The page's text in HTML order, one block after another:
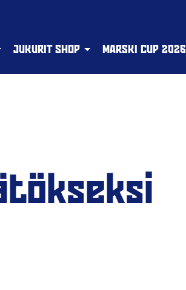
JUKURIT SHOP MARSKI CUP 2026